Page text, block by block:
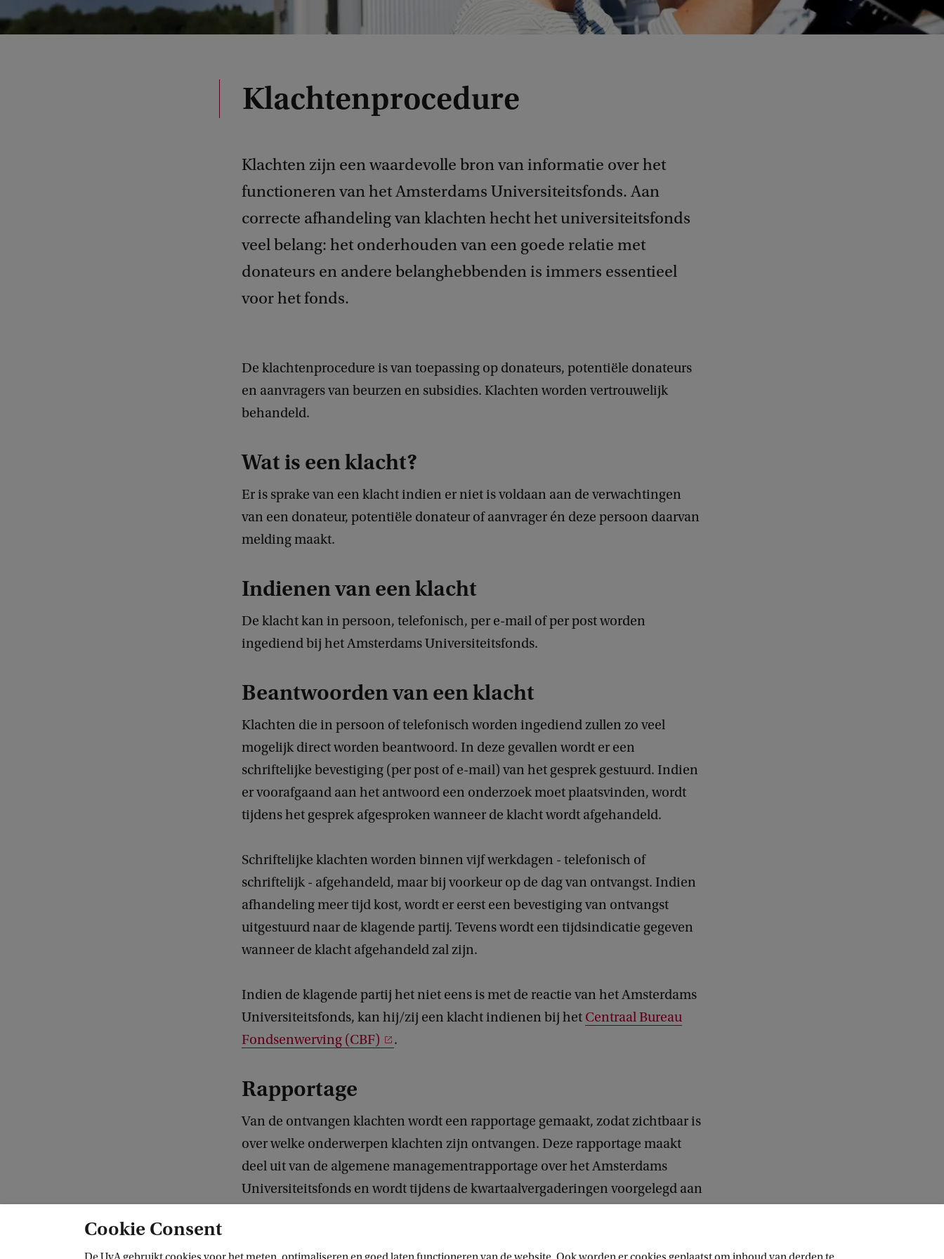
Klachtenprocedure
Klachten zijn een waardevolle bron van informatie over het
functioneren van het Amsterdams Universiteitsfonds. Aan
correcte afhandeling van klachten hecht het universiteitsfonds
veel belang: het onderhouden van een goede relatie met
donateurs en andere belanghebbenden is immers essentieel
voor het fonds.
De klachtenprocedure is van toepassing op donateurs, potentiële donateurs
en aanvragers van beurzen en subsidies. Klachten worden vertrouwelijk
behandeld.
Wat is een klacht?
Er is sprake van een klacht indien er niet is voldaan aan de verwachtingen
van een donateur, potentiële donateur of aanvrager én deze persoon daarvan
melding maakt.
Indienen van een klacht
De klacht kan in persoon, telefonisch, per e-mail of per post worden
ingediend bij het Amsterdams Universiteitsfonds.
Beantwoorden van een klacht
Klachten die in persoon of telefonisch worden ingediend zullen zo veel
mogelijk direct worden beantwoord. In deze gevallen wordt er een
schriftelijke bevestiging (per post of e-mail) van het gesprek gestuurd. Indien
er voorafgaand aan het antwoord een onderzoek moet plaatsvinden, wordt
tijdens het gesprek afgesproken wanneer de klacht wordt afgehandeld.
Schriftelijke klachten worden binnen vijf werkdagen - telefonisch of
schriftelijk - afgehandeld, maar bij voorkeur op de dag van ontvangst. Indien
afhandeling meer tijd kost, wordt er eerst een bevestiging van ontvangst
uitgestuurd naar de klagende partij. Tevens wordt een tijdsindicatie gegeven
wanneer de klacht afgehandeld zal zijn.
Indien de klagende partij het niet eens is met de reactie van het Amsterdams
Universiteitsfonds, kan hij/zij een klacht indienen bij het Centraal Bureau
Fondsenwerving (CBF)
.
Rapportage
Van de ontvangen klachten wordt een rapportage gemaakt, zodat zichtbaar is
over welke onderwerpen klachten zijn ontvangen. Deze rapportage maakt
deel uit van de algemene managementrapportage over het Amsterdams
Universiteitsfonds en wordt tijdens de kwartaalvergaderingen voorgelegd aan
Cookie Consent